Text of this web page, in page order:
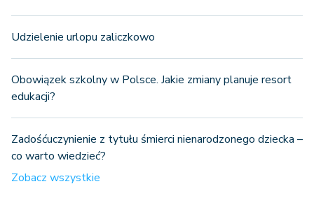
Udzielenie urlopu zaliczkowo
Obowiązek szkolny w Polsce. Jakie zmiany planuje resort
edukacji?
Zadośćuczynienie z tytułu śmierci nienarodzonego dziecka –
co warto wiedzieć?
Zobacz wszystkie